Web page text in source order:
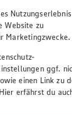
Nutzungserlebnis
Website zu
Marketingzwecke.
ggf.
einen Link zu
erfährst du